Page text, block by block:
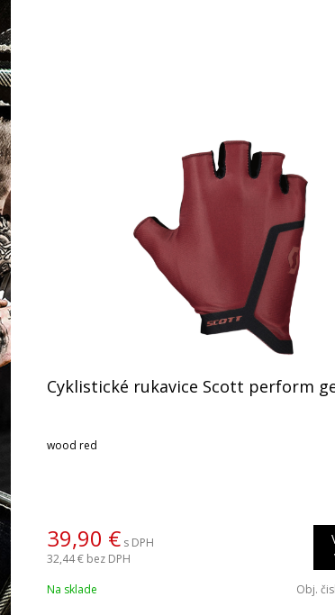
Cyklistické rukavice Scott perform
wood red
39,90 € s DPH
32,44 € bez DPH
Na sklade Obj.